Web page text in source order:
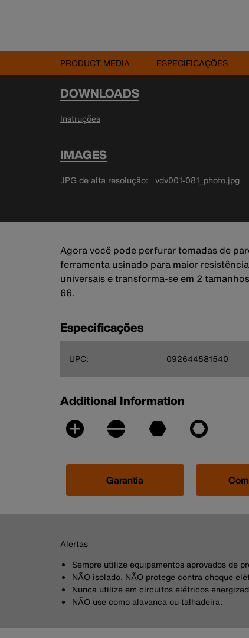
PRODUCT MEDIA ESPECIFICAÇÕES
DOWNLOADS
Instruções
IMAGES
JPG de alta resolução vdv001-081_photo.jpg
Agora você pode perfurar tomadas de
ferramenta usinado para maior
universais e transforma-se em 2
66.
Especificações
UPC: 092644581540
Additional Information
Garantia
Alertas
Sempre utilize equipamentos aprovados de
NÃO isolado. NÃO protege contra choque
Nunca utilize em circuitos elétricos
NÃO use como alavanca ou talhadeira.